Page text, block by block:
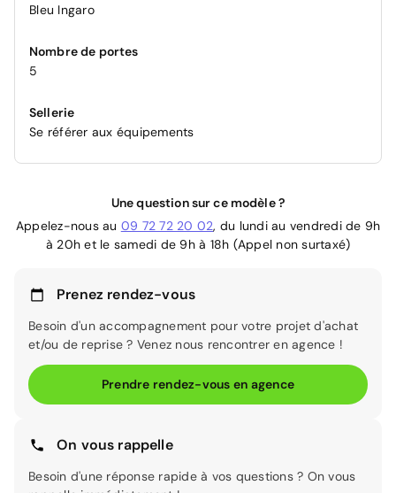
Bleu Ingaro
Nombre de portes
5
Sellerie
Se référer aux équipements
Une question sur ce modèle ?
Appelez-nous au 09 72 72 20 02, du lundi au vendredi de 9h
à 20h et le samedi de 9h à 18h (Appel non surtaxé)
Prenez rendez-vous
Besoin d'un accompagnement pour votre projet d'achat
et/ou de reprise ? Venez nous rencontrer en agence !
Prendre rendez-vous en agence
On vous rappelle
Besoin d'une réponse rapide à vos questions ? On vous